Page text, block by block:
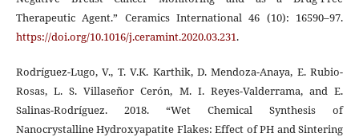
Therapeutic Agent.” Ceramics International 46 (10): 16590–97.
https://doi.org/10.1016/j.ceramint.2020.03.231.
Rodríguez-Lugo, V., T. V.K. Karthik, D. Mendoza-Anaya, E. Rubio-
Rosas, L. S. Villaseñor Cerón, M. I. Reyes-Valderrama, and E.
Salinas-Rodríguez. 2018. “Wet Chemical Synthesis of
Nanocrystalline Hydroxyapatite Flakes: Effect of PH and Sintering